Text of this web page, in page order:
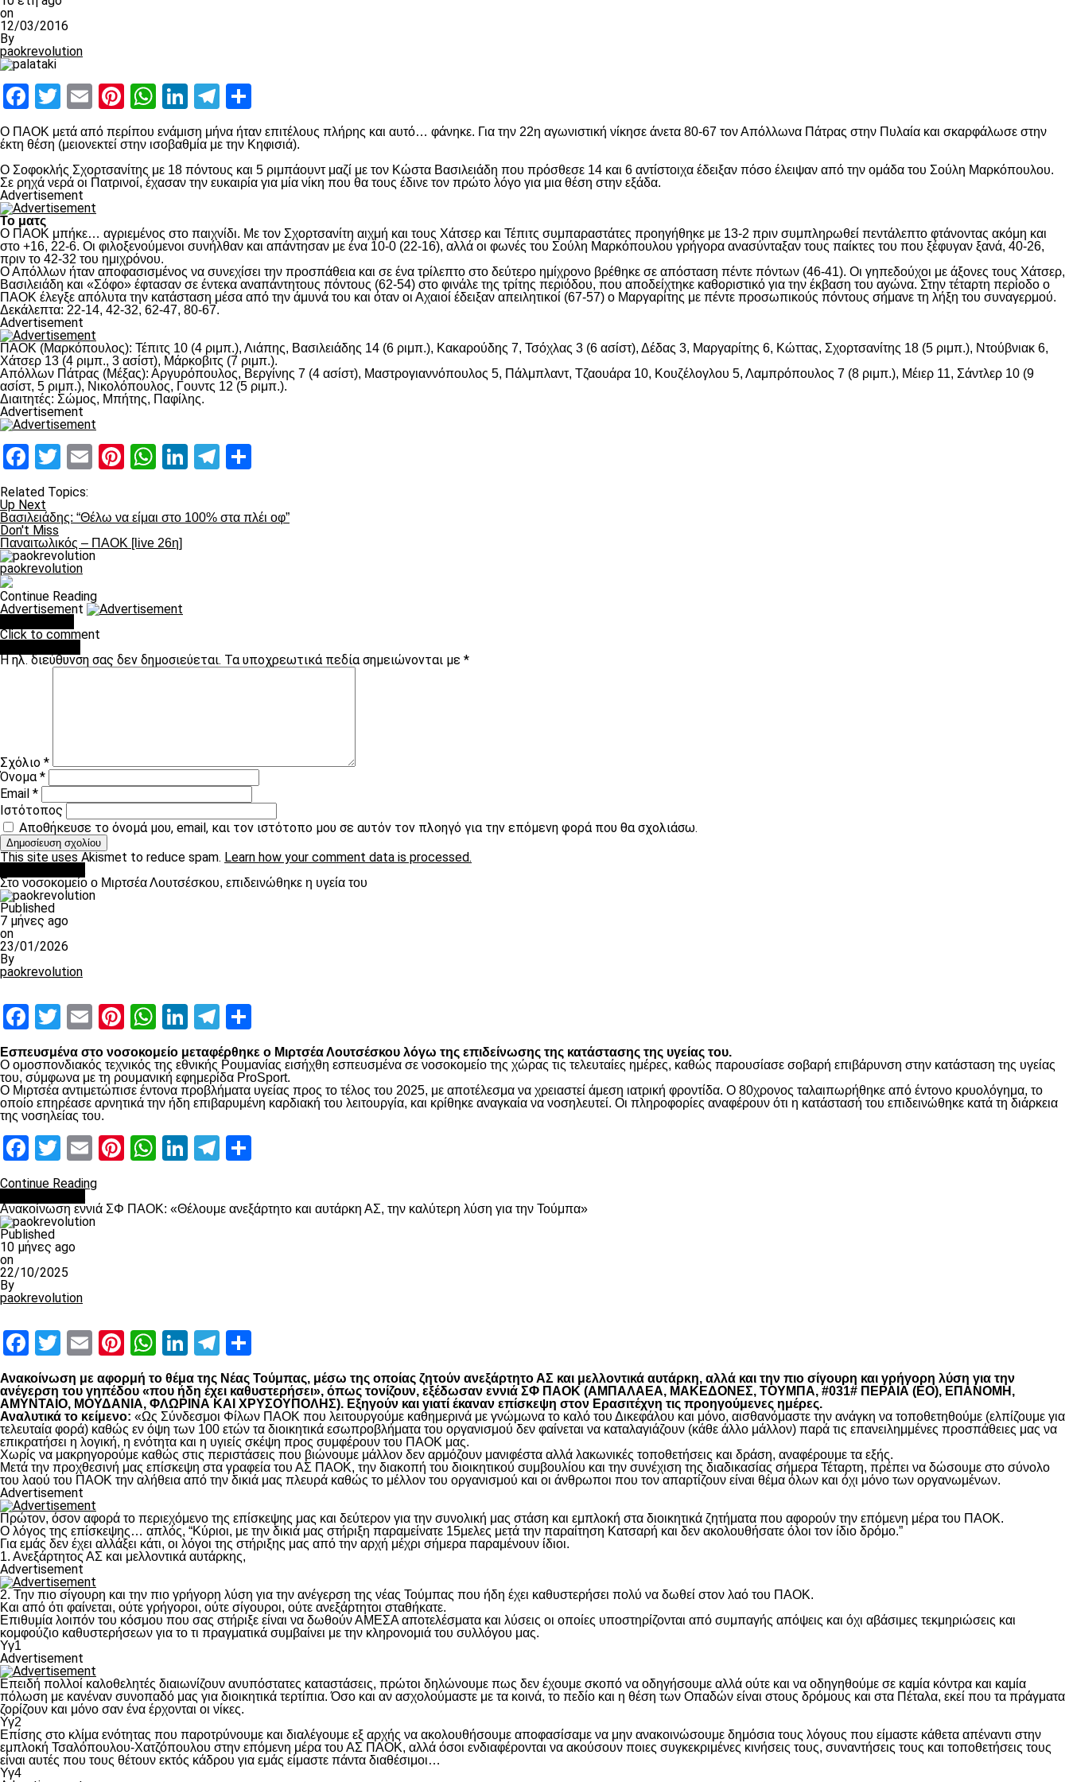
on
12/03/2016
By
paokrevolution
Facebook
Twitter
EmailPinterest
WhatsApp
LinkedIn
Telegram
Ο ΠΑΟΚ μετά από περίπου ενάμιση μήνα ήταν επιτέλους πλήρης και αυτό… φάνηκε. Για την 22η αγωνιστική νίκησε άνετα 80-67 τον Απόλλωνα Πάτρας στην Πυλαία και σκαρφάλωσε στην
έκτη θέση (μειονεκτεί στην ισοβαθμία με την Κηφισιά).
Ο Σοφοκλής Σχορτσανίτης με 18 πόντους και 5 ριμπάουντ μαζί με τον Κώστα Βασιλειάδη που πρόσθεσε 14 και 6 αντίστοιχα έδειξαν πόσο έλειψαν από την ομάδα του Σούλη Μαρκόπουλου.
Σε ρηχά νερά οι Πατρινοί, έχασαν την ευκαιρία για μία νίκη που θα τους έδινε τον πρώτο λόγο για μια θέση στην εξάδα.
Advertisement
Το ματς
Ο ΠΑΟΚ μπήκε… αγριεμένος στο παιχνίδι. Με τον Σχορτσανίτη αιχμή και τους Χάτσερ και Τέπιτς συμπαραστάτες προηγήθηκε με 13-2 πριν συμπληρωθεί πεντάλεπτο φτάνοντας ακόμη και
στο +16, 22-6. Οι φιλοξενούμενοι συνήλθαν και απάντησαν με ένα 10-0 (22-16), αλλά οι φωνές του Σούλη Μαρκόπουλου γρήγορα ανασύνταξαν τους παίκτες του που ξέφυγαν ξανά, 40-26,
πριν το 42-32 του ημιχρόνου.
Ο Απόλλων ήταν αποφασισμένος να συνεχίσει την προσπάθεια και σε ένα τρίλεπτο στο δεύτερο ημίχρονο βρέθηκε σε απόσταση πέντε πόντων (46-41). Οι γηπεδούχοι με άξονες τους Χάτσερ,
Βασιλειάδη και «Σόφο» έφτασαν σε έντεκα αναπάντητους πόντους (62-54) στο φινάλε της τρίτης περιόδου, που αποδείχτηκε καθοριστικό για την έκβαση του αγώνα. Στην τέταρτη περίοδο ο
ΠΑΟΚ έλεγξε απόλυτα την κατάσταση μέσα από την άμυνά του και όταν οι Αχαιοί έδειξαν απειλητικοί (67-57) ο Μαργαρίτης με πέντε προσωπικούς πόντους σήμανε τη λήξη του συναγερμού.
Δεκάλεπτα: 22-14, 42-32, 62-47, 80-67.
Advertisement
ΠΑΟΚ (Μαρκόπουλος): Τέπιτς 10 (4 ριμπ.), Λιάπης, Βασιλειάδης 14 (6 ριμπ.), Κακαρούδης 7, Τσόχλας 3 (6 ασίστ), Δέδας 3, Μαργαρίτης 6, Κώττας, Σχορτσανίτης 18 (5 ριμπ.), Ντούβνιακ 6,
Χάτσερ 13 (4 ριμπ., 3 ασίστ), Μάρκοβιτς (7 ριμπ.).
Απόλλων Πάτρας (Μέξας): Αργυρόπουλος, Βεργίνης 7 (4 ασίστ), Μαστρογιαννόπουλος 5, Πάλμπλαντ, Τζαουάρα 10, Κουζέλογλου 5, Λαμπρόπουλος 7 (8 ριμπ.), Μέιερ 11, Σάντλερ 10 (9
ασίστ, 5 ριμπ.), Νικολόπουλος, Γουντς 12 (5 ριμπ.).
Διαιτητές: Σώμος, Μπήτης, Παφίλης.
Advertisement
Facebook
Twitter
EmailPinterest
WhatsApp
LinkedIn
Telegram
Related Topics:
Up Next
Βασιλειάδης: “Θέλω να είμαι στο 100% στα πλέι οφ”
Don't Miss
Παναιτωλικός – ΠΑΟΚ [live 26η]
paokrevolution
Continue Reading
Advertisement
Click to comment
Η ηλ. διεύθυνση σας δεν δημοσιεύεται. Τα υποχρεωτικά πεδία σημειώνονται με *
Σχόλιο *
Όνομα*
Email *
Ιστότοπος
Αποθήκευσε το όνομά μου, email, και τον ιστότοπο μου σε αυτόν τον πλοηγό για την επόμενη φορά που θα σχολιάσω.
This site uses Akismet to reduce spam. Learn how your comment data is processed.
Στο νοσοκομείο ο Μιρτσέα Λουτσέσκου, επιδεινώθηκε η υγεία του
Published
7 μήνες ago
on
23/01/2026
By
paokrevolution
Facebook
Twitter
EmailPinterest
WhatsApp
LinkedIn
Telegram
Εσπευσμένα στο νοσοκομείο μεταφέρθηκε ο Μιρτσέα Λουτσέσκου λόγω της επιδείνωσης της κατάστασης της υγείας του.
Ο ομοσπονδιακός τεχνικός της εθνικής Ρουμανίας εισήχθη εσπευσμένα σε νοσοκομείο της χώρας τις τελευταίες ημέρες, καθώς παρουσίασε σοβαρή επιβάρυνση στην κατάσταση της υγείας
του, σύμφωνα με τη ρουμανική εφημερίδα ProSport.
Ο Μιρτσέα αντιμετώπισε έντονα προβλήματα υγείας προς το τέλος του 2025, με αποτέλεσμα να χρειαστεί άμεση ιατρική φροντίδα. Ο 80χρονος ταλαιπωρήθηκε από έντονο κρυολόγημα, το
οποίο επηρέασε αρνητικά την ήδη επιβαρυμένη καρδιακή του λειτουργία, και κρίθηκε αναγκαία να νοσηλευτεί. Οι πληροφορίες αναφέρουν ότι η κατάστασή του επιδεινώθηκε κατά τη διάρκεια
της νοσηλείας του.
Facebook
Twitter
EmailPinterest
WhatsApp
LinkedIn
Telegram
Continue Reading
Ανακοίνωση εννιά ΣΦ ΠΑΟΚ: «Θέλουμε ανεξάρτητο και αυτάρκη ΑΣ, την καλύτερη λύση για την Τούμπα»
Published
10 μήνες ago
on
22/10/2025
By
paokrevolution
Facebook
Twitter
EmailPinterest
WhatsApp
LinkedIn
Telegram
Ανακοίνωση με αφορμή το θέμα της Νέας Τούμπας, μέσω της οποίας ζητούν ανεξάρτητο ΑΣ και μελλοντικά αυτάρκη, αλλά και την πιο σίγουρη και γρήγορη λύση για την
ανέγερση του γηπέδου «που ήδη έχει καθυστερήσει», όπως τονίζουν, εξέδωσαν εννιά ΣΦ ΠΑΟΚ (ΑΜΠΑΛΑΕΑ, ΜΑΚΕΔΟΝΕΣ, ΤΟΥΜΠΑ, #031# ΠΕΡΑΙΑ (ΕΟ), ΕΠΑΝΟΜΗ,
ΑΜΥΝΤΑΙΟ, ΜΟΥΔΑΝΙΑ, ΦΛΩΡΙΝΑ ΚΑΙ ΧΡΥΣΟΥΠΟΛΗΣ). Εξηγούν και γιατί έκαναν επίσκεψη στον Ερασιτέχνη τις προηγούμενες ημέρες.
Αναλυτικά το κείμενο: «Ως Σύνδεσμοι Φίλων ΠΑΟΚ που λειτουργούμε καθημερινά με γνώμωνα το καλό του Δικεφάλου και μόνο, αισθανόμαστε την ανάγκη να τοποθετηθούμε (ελπίζουμε για
τελευταία φορά) καθώς εν όψη των 100 ετών τα διοικητικά εσωπροβλήματα του οργανισμού δεν φαίνεται να καταλαγιάζουν (κάθε άλλο μάλλον) παρά τις επανειλημμένες προσπάθειες μας να
επικρατήσει η λογική, η ενότητα και η υγιείς σκέψη προς συμφέρουν του ΠΑΟΚ μας.
Χωρίς να μακρηγορούμε καθώς στις περιστάσεις που βιώνουμε μάλλον δεν αρμόζουν μανιφέστα αλλά λακωνικές τοποθετήσεις και δράση, αναφέρουμε τα εξής.
Μετά την προχθεσινή μας επίσκεψη στα γραφεία του ΑΣ ΠΑΟΚ, την διακοπή του διοικητικού συμβουλίου και την συνέχιση της διαδικασίας σήμερα Τέταρτη, πρέπει να δώσουμε στο σύνολο
του λαού του ΠΑΟΚ την αλήθεια από την δικιά μας πλευρά καθώς το μέλλον του οργανισμού και οι άνθρωποι που τον απαρτίζουν είναι θέμα όλων και όχι μόνο των οργανωμένων.
Advertisement
Πρώτον, όσον αφορά το περιεχόμενο της επίσκεψης μας και δεύτερον για την συνολική μας στάση και εμπλοκή στα διοικητικά ζητήματα που αφορούν την επόμενη μέρα του ΠΑΟΚ.
Ο λόγος της επίσκεψης… απλός, “Κύριοι, με την δικιά μας στήριξη παραμείνατε 15μελες μετά την παραίτηση Κατσαρή και δεν ακολουθήσατε όλοι τον ίδιο δρόμο.”
Για εμάς δεν έχει αλλάξει κάτι, οι λόγοι της στήριξης μας από την αρχή μέχρι σήμερα παραμένουν ίδιοι.
1. Ανεξάρτητος ΑΣ και μελλοντικά αυτάρκης,
Advertisement
2. Την πιο σίγουρη και την πιο γρήγορη λύση για την ανέγερση της νέας Τούμπας που ήδη έχει καθυστερήσει πολύ να δωθεί στον λαό του ΠΑΟΚ.
Και από ότι φαίνεται, ούτε γρήγοροι, ούτε σίγουροι, ούτε ανεξάρτητοι σταθήκατε.
Επιθυμία λοιπόν του κόσμου που σας στήριξε είναι να δωθούν ΑΜΕΣΑ αποτελέσματα και λύσεις οι οποίες υποστηρίζονται από συμπαγής απόψεις και όχι αβάσιμες τεκμηριώσεις και
κομφούζιο καθυστερήσεων για το τι πραγματικά συμβαίνει με την κληρονομιά του συλλόγου μας.
Υγ1
Advertisement
Επειδή πολλοί καλοθελητές διαιωνίζουν ανυπόστατες καταστάσεις, πρώτοι δηλώνουμε πως δεν έχουμε σκοπό να οδηγήσουμε αλλά ούτε και να οδηγηθούμε σε καμία κόντρα και καμία
πόλωση με κανέναν συνοπαδό μας για διοικητικά τερτίπια. Όσο και αν ασχολούμαστε με τα κοινά, το πεδίο και η θέση των Οπαδών είναι στους δρόμους και στα Πέταλα, εκεί που τα πράγματα
ζορίζουν και μόνο σαν ένα έρχονται οι νίκες.
Υγ2
Επίσης στο κλίμα ενότητας που παροτρύνουμε και διαλέγουμε εξ αρχής να ακολουθήσουμε αποφασίσαμε να μην ανακοινώσουμε δημόσια τους λόγους που είμαστε κάθετα απέναντι στην
εμπλοκή Τσαλόπουλου-Χατζόπουλου στην επόμενη μέρα του ΑΣ ΠΑΟΚ, αλλά όσοι ενδιαφέρονται να ακούσουν ποιες συγκεκριμένες κινήσεις τους, συναντήσεις τους και τοποθετήσεις τους
είναι αυτές που τους θέτουν εκτός κάδρου για εμάς είμαστε πάντα διαθέσιμοι…
Υγ4